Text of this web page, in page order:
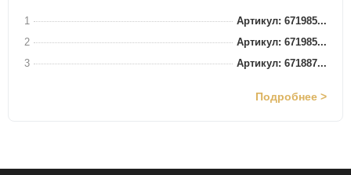
1
Артикул: 671985...
2
Артикул: 671985...
3
Артикул: 671887...
Подробнее >